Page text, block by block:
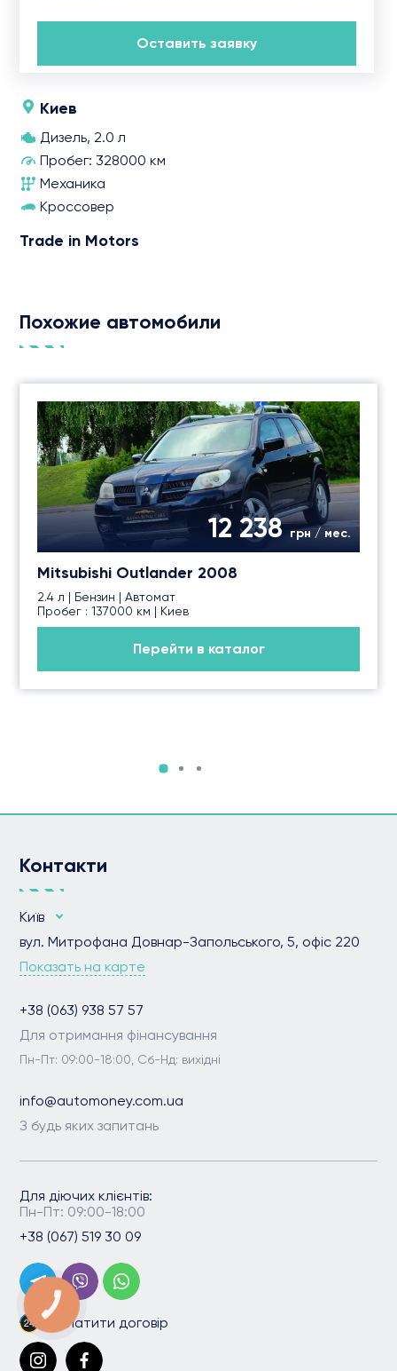
Оставить заявку
Киев
Дизель, 2.0 л
Пробег: 328000 км
Механика
Кроссовер
Trade in Motors
Похожие автомобили
12 238грн / мес.
Mitsubishi Outlander 2008
2.4 л | Бензин | Автомат
Пробег : 137000 км | Киев
Перейти в каталог
Контакти
Київ
вул. Митрофана Довнар-Запольського, 5, офіс 220
Показать на карте
+38 (063) 938 57 57
Для отримання фінансування
Пн-Пт: 09:00-18:00, Сб-Нд: вихідні
info@automoney.com.ua
З будь яких запитань
Для діючих клієнтів:
Пн-Пт: 09:00-18:00
+38 (067) 519 30 09
Сплатити договір
КНОПКА
ЗВ'ЯЗКУ